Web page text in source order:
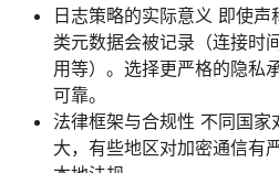
日志策略的实际意义 即使声
类元数据会被记录（连接时
用等）。选择更严格的隐私
可靠。
法律框架与合规性 不同国
大，有些地区对加密通信有